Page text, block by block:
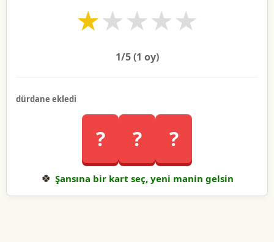
★
★
★
★
★
1/5 (1 oy)
dürdane ekledi
? ? ?
🍀 Şansına bir kart seç, yeni manin gelsin